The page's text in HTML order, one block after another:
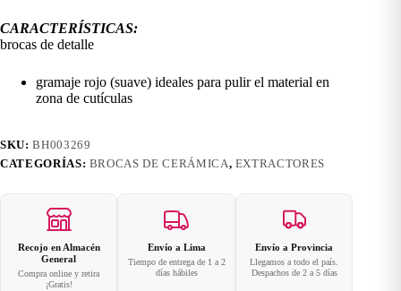
CARACTERÍSTICAS:
brocas de detalle
gramaje rojo (suave) ideales para pulir el material en
zona de cutículas
SKU:BH003269
CATEGORÍAS: BROCAS DE CERÁMICA, EXTRACTORES
Recojo en Almacén
General
Compra online y retira
¡Gratis!
Envío a Lima
Tiempo de entrega de 1 a 2
días hábiles
Envío a Provincia
Llegamos a todo el país.
Despachos de 2 a 5 días